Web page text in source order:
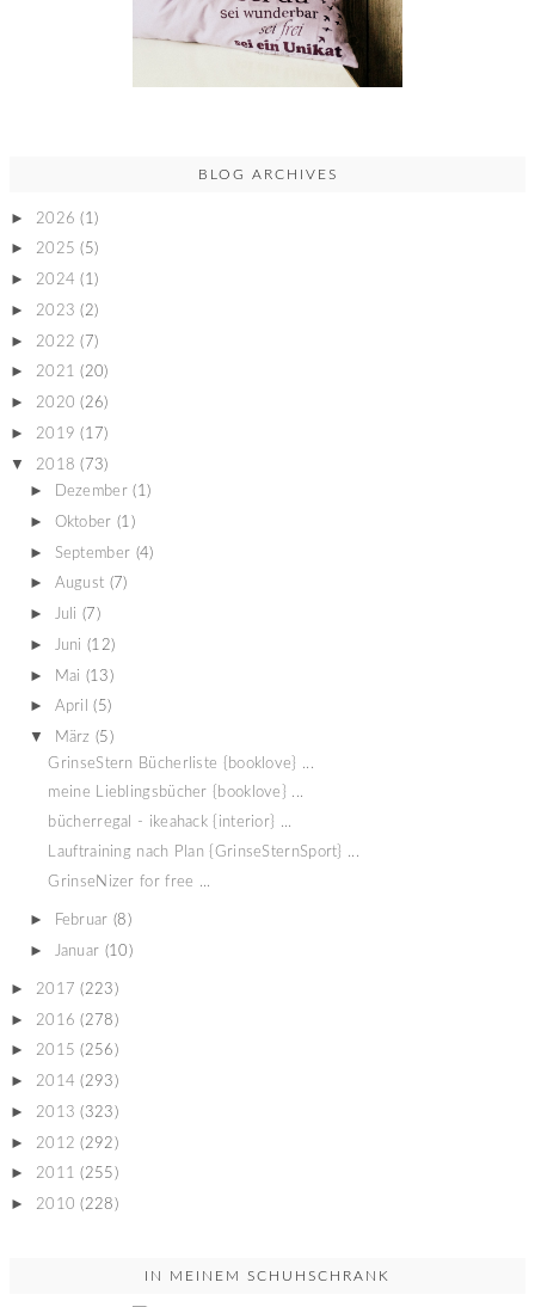
BLOG ARCHIVES
► 2026 (1)
► 2025 (5)
► 2024 (1)
► 2023 (2)
► 2022 (7)
► 2021 (20)
► 2020 (26)
► 2019 (17)
▼ 2018 (73)
► Dezember (1)
► Oktober (1)
► September (4)
► August (7)
► Juli (7)
► Juni (12)
► Mai (13)
► April (5)
▼ März (5)
GrinseStern Bücherliste {booklove} ...
meine Lieblingsbücher {booklove} ...
bücherregal - ikeahack {interior} ...
Lauftraining nach Plan {GrinseSternSport} ...
GrinseNizer for free ...
► Februar (8)
► Januar (10)
► 2017 (223)
► 2016 (278)
► 2015 (256)
► 2014 (293)
► 2013 (323)
► 2012 (292)
► 2011 (255)
► 2010 (228)
IN MEINEM SCHUHSCHRANK